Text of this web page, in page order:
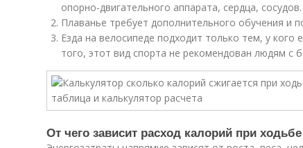
опорно-двигательного аппарата, сердца, сосудов.
Плаванье требует дополнительного обучения и
Езда на велосипеде подходит только тем, у кого
того, этот вид спорта не рекомендован людям с
От чего зависит расход калорий при ходьбе